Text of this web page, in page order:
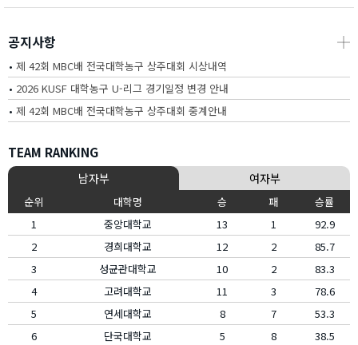
공지사항 ┼
• 제 42회 MBC배 전국대학농구 상주대회 시상내역
• 2026 KUSF 대학농구 U-리그 경기일정 변경 안내
• 제 42회 MBC배 전국대학농구 상주대회 중계안내
TEAM RANKING
남자부 여자부
순위 대학명 승 패
승률
1
중앙대학교 13 1
92.9
2
경희대학교 12 2
85.7
3
성균관대학교 10 2
83.3
4
고려대학교 11 3
78.6
5
연세대학교 8 7
53.3
6
단국대학교 5 8
38.5